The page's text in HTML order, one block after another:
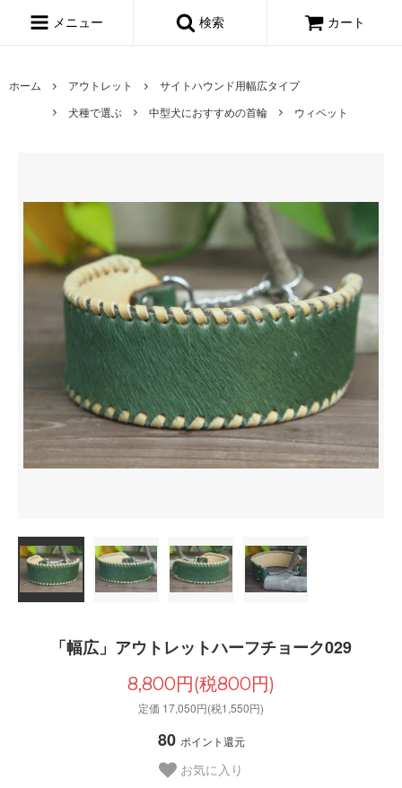
メニュー 検索 カート
ホーム アウトレット
サイトハウンド用幅広タイプ
犬種で選ぶ
中型犬におすすめの首輪 ウィペット
「幅広」アウトレットハーフチョーク029
8,800円(税800円)
定価 17,050円(税1,550円)
80 ポイント還元
お気に入り